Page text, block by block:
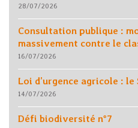
28/07/2026
Consultation publique :
massivement contre le
16/07/2026
Loi d’urgence agricole :
14/07/2026
Défi biodiversité n°7